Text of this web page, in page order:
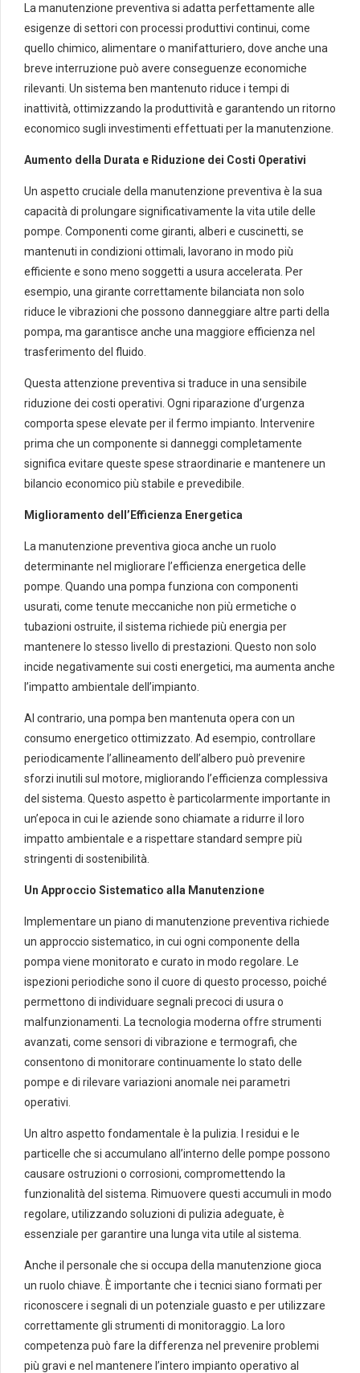
La manutenzione preventiva si adatta perfettamente alle
esigenze di settori con processi produttivi continui, come
quello chimico, alimentare o manifatturiero, dove anche una
breve interruzione può avere conseguenze economiche
rilevanti. Un sistema ben mantenuto riduce i tempi di
inattività, ottimizzando la produttività e garantendo un ritorno
economico sugli investimenti effettuati per la manutenzione.
Aumento della Durata e Riduzione dei Costi Operativi
Un aspetto cruciale della manutenzione preventiva è la sua
capacità di prolungare significativamente la vita utile delle
pompe. Componenti come giranti, alberi e cuscinetti, se
mantenuti in condizioni ottimali, lavorano in modo più
efficiente e sono meno soggetti a usura accelerata. Per
esempio, una girante correttamente bilanciata non solo
riduce le vibrazioni che possono danneggiare altre parti della
pompa, ma garantisce anche una maggiore efficienza nel
trasferimento del fluido.
Questa attenzione preventiva si traduce in una sensibile
riduzione dei costi operativi. Ogni riparazione d’urgenza
comporta spese elevate per il fermo impianto. Intervenire
prima che un componente si danneggi completamente
significa evitare queste spese straordinarie e mantenere un
bilancio economico più stabile e prevedibile.
Miglioramento dell’Efficienza Energetica
La manutenzione preventiva gioca anche un ruolo
determinante nel migliorare l’efficienza energetica delle
pompe. Quando una pompa funziona con componenti
usurati, come tenute meccaniche non più ermetiche o
tubazioni ostruite, il sistema richiede più energia per
mantenere lo stesso livello di prestazioni. Questo non solo
incide negativamente sui costi energetici, ma aumenta anche
l’impatto ambientale dell’impianto.
Al contrario, una pompa ben mantenuta opera con un
consumo energetico ottimizzato. Ad esempio, controllare
periodicamente l’allineamento dell’albero può prevenire
sforzi inutili sul motore, migliorando l’efficienza complessiva
del sistema. Questo aspetto è particolarmente importante in
un’epoca in cui le aziende sono chiamate a ridurre il loro
impatto ambientale e a rispettare standard sempre più
stringenti di sostenibilità.
Un Approccio Sistematico alla Manutenzione
Implementare un piano di manutenzione preventiva richiede
un approccio sistematico, in cui ogni componente della
pompa viene monitorato e curato in modo regolare. Le
ispezioni periodiche sono il cuore di questo processo, poiché
permettono di individuare segnali precoci di usura o
malfunzionamenti. La tecnologia moderna offre strumenti
avanzati, come sensori di vibrazione e termografi, che
consentono di monitorare continuamente lo stato delle
pompe e di rilevare variazioni anomale nei parametri
operativi.
Un altro aspetto fondamentale è la pulizia. I residui e le
particelle che si accumulano all’interno delle pompe possono
causare ostruzioni o corrosioni, compromettendo la
funzionalità del sistema. Rimuovere questi accumuli in modo
regolare, utilizzando soluzioni di pulizia adeguate, è
essenziale per garantire una lunga vita utile al sistema.
Anche il personale che si occupa della manutenzione gioca
un ruolo chiave. È importante che i tecnici siano formati per
riconoscere i segnali di un potenziale guasto e per utilizzare
correttamente gli strumenti di monitoraggio. La loro
competenza può fare la differenza nel prevenire problemi
più gravi e nel mantenere l’intero impianto operativo al